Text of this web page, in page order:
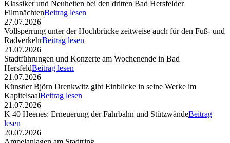
Klassiker und Neuheiten bei den dritten Bad Hersfelder
FilmnächtenBeitrag lesen
27.07.2026
Vollsperrung unter der Hochbrücke zeitweise auch für den Fuß- und
RadverkehrBeitrag lesen
21.07.2026
Stadtführungen und Konzerte am Wochenende in Bad
HersfeldBeitrag lesen
21.07.2026
Künstler Björn Drenkwitz gibt Einblicke in seine Werke im
KapitelsaalBeitrag lesen
21.07.2026
K 40 Heenes: Erneuerung der Fahrbahn und StützwändeBeitrag
lesen
20.07.2026